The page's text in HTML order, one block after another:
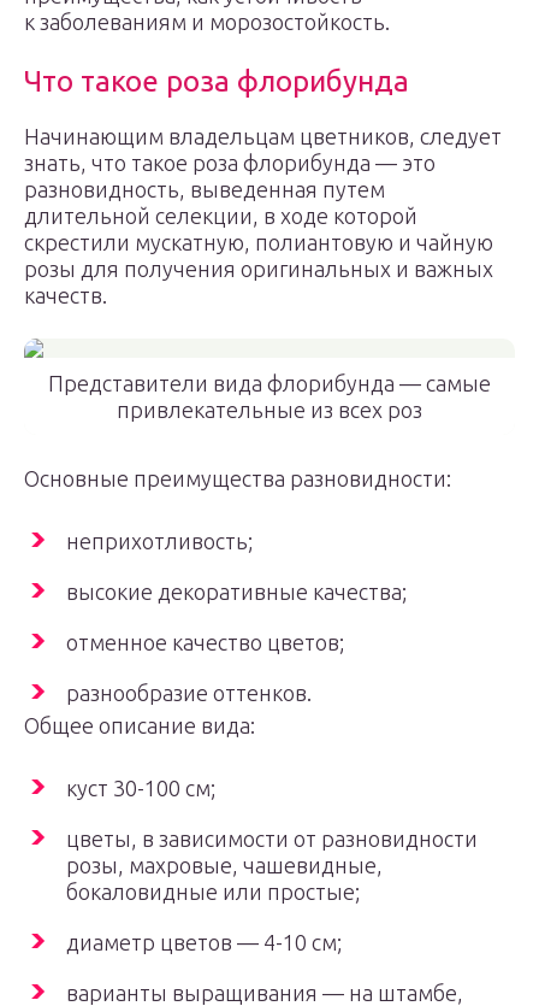
к заболеваниям и морозостойкость.
Что такое роза флорибунда
Начинающим владельцам цветников, следует
знать, что такое роза флорибунда — это
разновидность, выведенная путем
длительной селекции, в ходе которой
скрестили мускатную, полиантовую и чайную
розы для получения оригинальных и важных
качеств.
Представители вида флорибунда — самые
привлекательные из всех роз
Основные преимущества разновидности:
неприхотливость;
высокие декоративные качества;
отменное качество цветов;
разнообразие оттенков.
Общее описание вида:
куст 30-100 см;
цветы, в зависимости от разновидности
розы, махровые, чашевидные,
бокаловидные или простые;
диаметр цветов — 4-10 см;
варианты выращивания — на штамбе,